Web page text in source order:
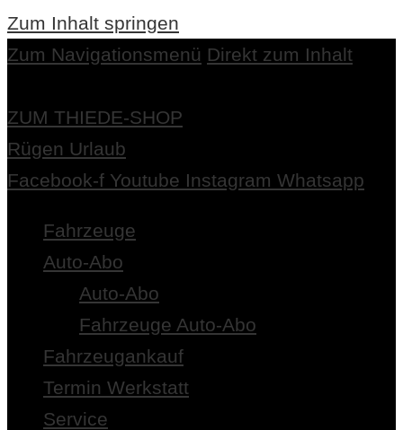
Zum Inhalt springen
Zum Navigationsmenü Direkt zum Inhalt
ZUM THIEDE-SHOP
Rügen Urlaub
Facebook-f Youtube Instagram Whatsapp
Fahrzeuge
Auto-Abo
Auto-Abo
Fahrzeuge Auto-Abo
Fahrzeugankauf
Termin Werkstatt
Service